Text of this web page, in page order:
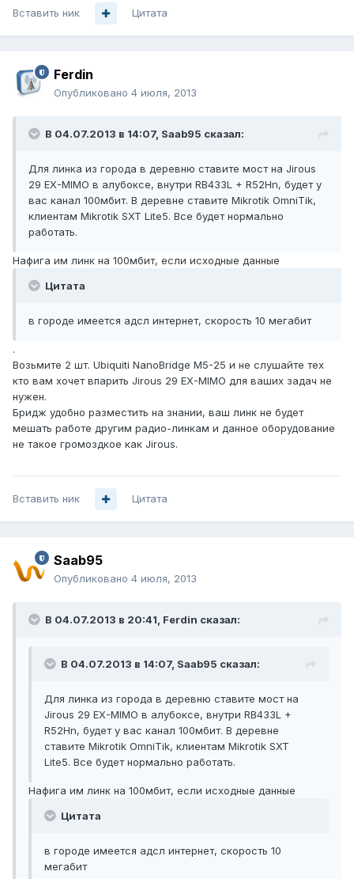
Вставить ник Цитата
Ferdin
Опубликовано 4 июля, 2013
В 04.07.2013 в 14:07, Saab95 сказал:
Для линка из города в деревню ставите мост на Jirous
29 EX-MIMO в алубоксе, внутри RB433L + R52Hn, будет у
вас канал 100мбит. В деревне ставите Mikrotik OmniTik,
клиентам Mikrotik SXT Lite5. Все будет нормально
работать.
Нафига им линк на 100мбит, если исходные данные
Цитата
в городе имеется адсл интернет, скорость 10 мегабит
.
Возьмите 2 шт. Ubiquiti NanoBridge M5-25 и не слушайте тех
кто вам хочет впарить Jirous 29 EX-MIMO для ваших задач не
нужен.
Бридж удобно разместить на знании, ваш линк не будет
мешать работе другим радио-линкам и данное оборудование
не такое громоздкое как Jirous.
Вставить ник Цитата
Saab95
Опубликовано 4 июля, 2013
В 04.07.2013 в 20:41, Ferdin сказал:
В 04.07.2013 в 14:07, Saab95 сказал:
Для линка из города в деревню ставите мост на
Jirous 29 EX-MIMO в алубоксе, внутри RB433L +
R52Hn, будет у вас канал 100мбит. В деревне
ставите Mikrotik OmniTik, клиентам Mikrotik SXT
Lite5. Все будет нормально работать.
Нафига им линк на 100мбит, если исходные данные
Цитата
в городе имеется адсл интернет, скорость 10
мегабит